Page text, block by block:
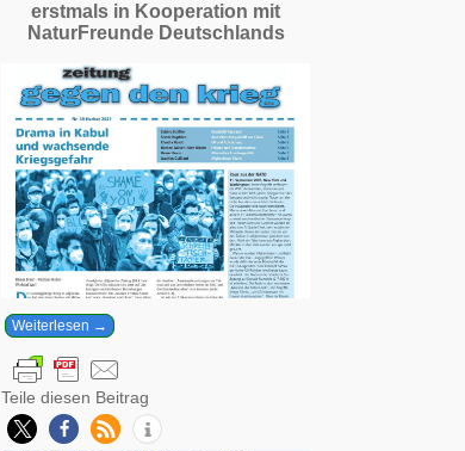
erstmals in Kooperation mit
NaturFreunde Deutschlands
Weiterlesen →
Teile diesen Beitrag